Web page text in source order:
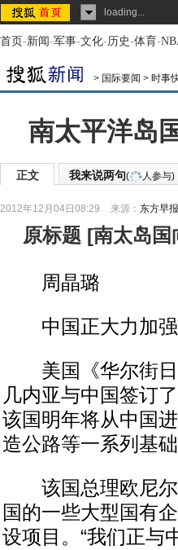
loading...
首页-新闻-军事-文化-历史-体育-
> 国际要闻 > 时事
南太平洋岛
正文 我来说两句( 人参与)
2012年12月04日08:29 来源： 东方早报
原标题 [南太岛国
周晶璐
中国正大力加强
美国《华尔街日
几内亚与中国签订
该国明年将从中国
造公路等一系列基础
该国总理欧尼尔
国的一些大型国有
设项目。“我们正与